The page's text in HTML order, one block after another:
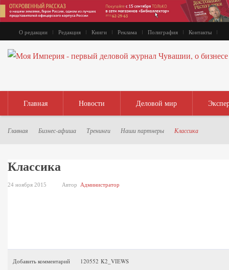
О редакции Редакция Книги Реклама Полиграфия Контакты
Главная Новости Деловой мир
Главная Бизнес-афиша Тренинги Наши партнеры Классика
Классика
24 ноября 2015 Автор Администратор
Добавить комментарий 120552 K2_VIEWS